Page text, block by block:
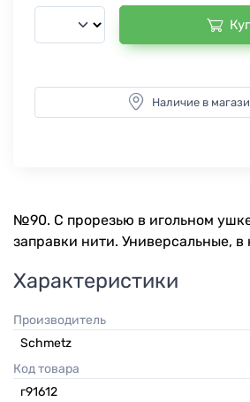
Наличие в
№90. С прорезью в игольном
заправки нити. Универсальные, в
Характеристики
Производитель
Schmetz
Код товара
г91612